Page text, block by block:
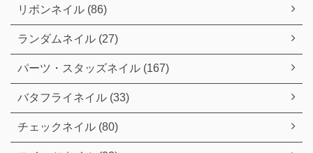
リボンネイル (86)
ランダムネイル (27)
パーツ・スタッズネイル (167)
バタフライネイル (33)
チェックネイル (80)